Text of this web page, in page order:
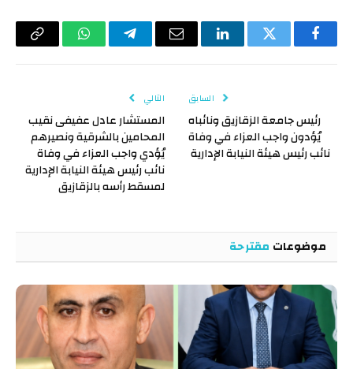
فيسبوكتويتر لينكدإن البريد
تيلقرام واتسابCopy
السابق
رئيس جامعة الزقازيق ونائباه
يُؤدون واجب العزاء في وفاة
نائب رئيس هيئة النيابة الإدارية
التالي
المستشار عادل عفيفى نقيب
المحامين بالشرقية ونصيرهم
يُؤدي واجب العزاء في وفاة
نائب رئيس هيئة النيابة الإدارية
لمسقط رأسه بالزقازيق
موضوعات مقترحة